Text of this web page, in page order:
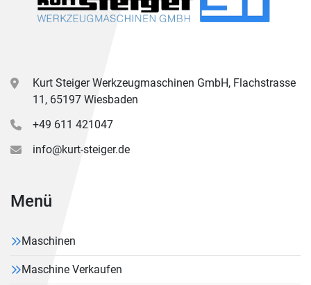
Kurt Steiger Werkzeugmaschinen GmbH, Flachstrasse
11, 65197 Wiesbaden
+49 611 421047
info@kurt-steiger.de
Menü
Maschinen
Maschine Verkaufen